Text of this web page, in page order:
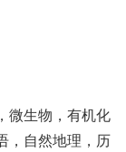
生物，有机化
，自然地理，历